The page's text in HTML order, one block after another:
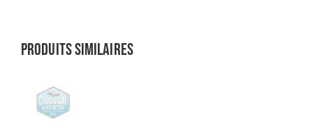
Produits similaires